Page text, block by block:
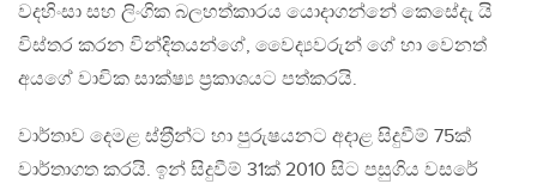
වදහිංසා සහ ලිංගික බලහත්කාරය යොදාගන්නේ කෙසේදැ යි
විස්තර කරන වින්දිතයන්ගේ, වෛද්‍යවරුන් ගේ හා වෙනත්
අයගේ වාචික සාක්ෂ්‍ය ප‍්‍රකාශයට පත්කරයි.
වාර්තාව දෙමළ ස්ත‍්‍රීන්ට හා පුරුෂයනට අදාළ සිදුවීම් 75ක්
වාර්තාගත කරයි. ඉන් සිදුවීම් 31ක් 2010 සිට පසුගිය වසරේ